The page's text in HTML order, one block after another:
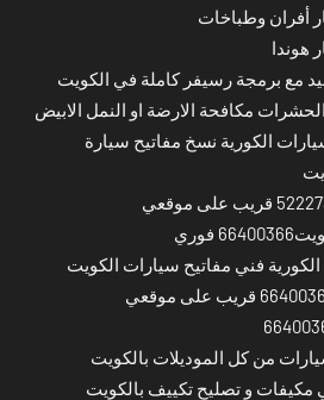
أفران وطباخات
هوندا
مع برمجة رسيفر كاملة في الكويت
مكافحة الارضة او النمل الابيض
الكورية نسخ مفاتيح سيارة
فوري
فني مفاتيح سيارات الكويت
من كل الموديلات بالكويت
و تصليح تكييف بالكويت